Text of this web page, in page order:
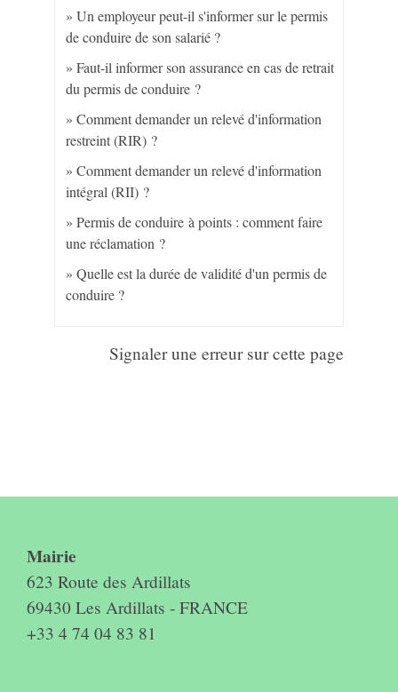
Un employeur peut-il s'informer sur le permis
de conduire de son salarié ?
Faut-il informer son assurance en cas de retrait
du permis de conduire ?
Comment demander un relevé d'information
restreint (RIR) ?
Comment demander un relevé d'information
intégral (RII) ?
Permis de conduire à points : comment faire
une réclamation ?
Quelle est la durée de validité d'un permis de
conduire ?
Signaler une erreur sur cette page
Mairie
623 Route des Ardillats
69430 Les Ardillats - FRANCE
+33 4 74 04 83 81